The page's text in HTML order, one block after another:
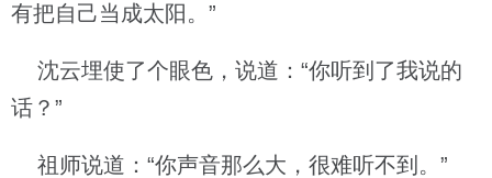
有把自己当成太阳。”
沈云埋使了个眼色，说道：“你听到了我说的
话？”
祖师说道：“你声音那么大，很难听不到。”